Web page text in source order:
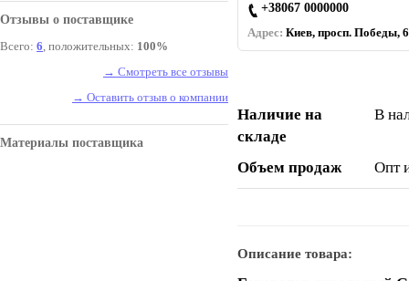
Отзывы о поставщике
Всего: 6, положительных: 100%
→ Смотреть все отзывы
→ Оставить отзыв о компании
Материалы поставщика
+38067 0000000
Адрес: Киев, просп. Победы,
Наличие на
складе
В
Объем продаж Опт
Описание товара: